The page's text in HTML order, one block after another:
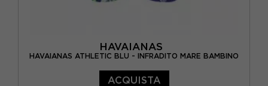
HAVAIANAS
HAVAIANAS ATHLETIC BLU - INFRADITO MARE BAMBINO
ACQUISTA